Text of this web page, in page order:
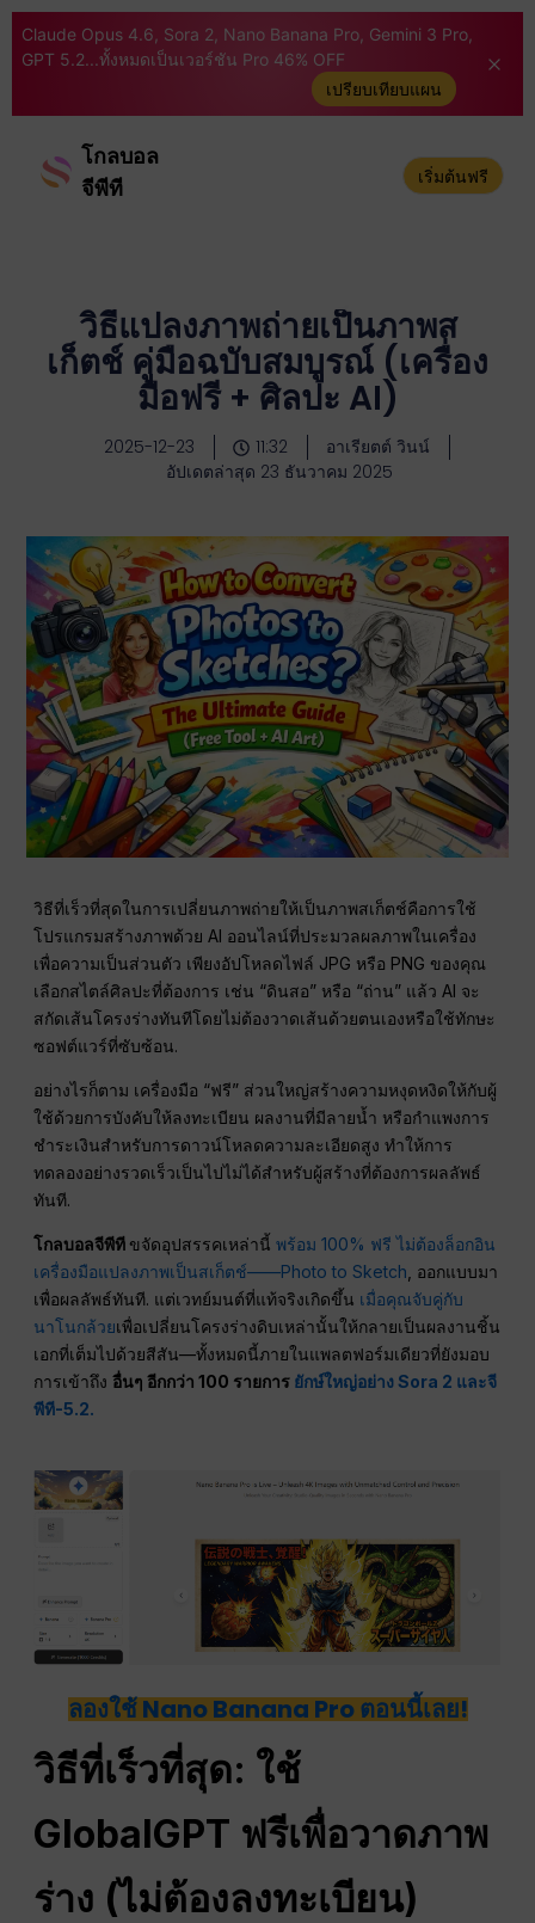
Claude Opus 4.6, Sora 2, Nano Banana Pro, Gemini 3 Pro,
GPT 5.2...ทั้งหมดเป็นเวอร์ชัน Pro 46% OFF
เปรียบเทียบแผน
โกลบอล
จีพีที
เริ่มต้นฟรี
วิธีแปลงภาพถ่ายเป็นภาพส
เก็ตช์ คู่มือฉบับสมบูรณ์ (เครื่อง
มือฟรี + ศิลปะ AI)
2025-12-23 11:32
อาเรียตต์ วินน์
อัปเดตล่าสุด 23 ธันวาคม 2025
วิธีที่เร็วที่สุดในการเปลี่ยนภาพถ่ายให้เป็นภาพสเก็ตช์คือการใช้
โปรแกรมสร้างภาพด้วย AI ออนไลน์ที่ประมวลผลภาพในเครื่อง
เพื่อความเป็นส่วนตัว เพียงอัปโหลดไฟล์ JPG หรือ PNG ของคุณ
เลือกสไตล์ศิลปะที่ต้องการ เช่น “ดินสอ” หรือ “ถ่าน” แล้ว AI จะ
สกัดเส้นโครงร่างทันทีโดยไม่ต้องวาดเส้นด้วยตนเองหรือใช้ทักษะ
ซอฟต์แวร์ที่ซับซ้อน.
อย่างไรก็ตาม เครื่องมือ “ฟรี” ส่วนใหญ่สร้างความหงุดหงิดให้กับผู้
ใช้ด้วยการบังคับให้ลงทะเบียน ผลงานที่มีลายน้ำ หรือกำแพงการ
ชำระเงินสำหรับการดาวน์โหลดความละเอียดสูง ทำให้การ
ทดลองอย่างรวดเร็วเป็นไปไม่ได้สำหรับผู้สร้างที่ต้องการผลลัพธ์
ทันที.
โกลบอลจีพีที ขจัดอุปสรรคเหล่านี้พร้อม 100% ฟรี ไม่ต้องล็อกอิน
เครื่องมือแปลงภาพเป็นสเก็ตช์——Photo to Sketch, ออกแบบมา
เพื่อผลลัพธ์ทันที. แต่เวทย์มนต์ที่แท้จริงเกิดขึ้น เมื่อคุณจับคู่กับ
นาโนกล้วยเพื่อเปลี่ยนโครงร่างดิบเหล่านั้นให้กลายเป็นผลงานชิ้น
เอกที่เต็มไปด้วยสีสัน—ทั้งหมดนี้ภายในแพลตฟอร์มเดียวที่ยังมอบ
การเข้าถึงอื่นๆ อีกกว่า 100 รายการ ยักษ์ใหญ่อย่าง Sora 2 และจี
พีที-5.2.
ลองใช้ Nano Banana Pro ตอนนี้เลย!
วิธีที่เร็วที่สุด: ใช้
GlobalGPT ฟรีเพื่อวาดภาพ
ร่าง (ไม่ต้องลงทะเบียน)